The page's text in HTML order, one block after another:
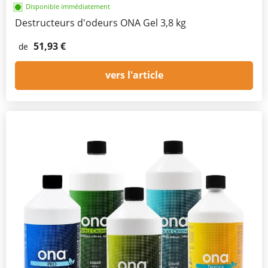
Disponible immédiatement
Destructeurs d'odeurs ONA Gel 3,8 kg
de 51,93 €
vers l'article